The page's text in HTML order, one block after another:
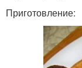
Приготовление: